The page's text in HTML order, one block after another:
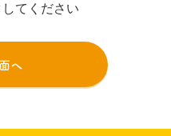
てください